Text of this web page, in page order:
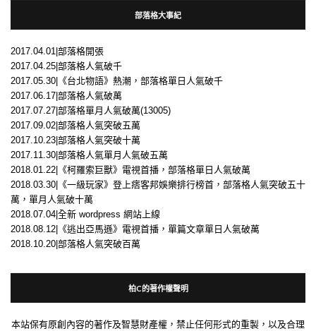
部落格大事紀
2017.04.01|部落格開張
2017.04.25|部落格人氣破千
2017.05.30|《台北物語》熱潮，部落格單日人氣破千
2017.06.17|部落格人氣破萬
2017.07.27|部落格單月人氣破萬(13005)
2017.09.02|部落格人氣突破五萬
2017.10.23|部落格人氣突破十萬
2017.11.30|部落格人氣單月人氣破五萬
2018.01.22|《柯羅索巨獸》電視首播，部落格單日人氣破萬
2018.03.30|《一級玩家》登上痞客邦娛樂排行榜首，部落格人氣突破五十
萬，單月人氣破十萬
2018.07.04|全新 wordpress 網站上線
2018.08.12|《逃出亞馬遜》電視首播，單篇文章單日人氣破萬
2018.10.20|部落格人氣突破百萬
柏C的著作權聲明
本站保有原創內容的著作及智慧財產權，禁止任何形式的重製，以及合理